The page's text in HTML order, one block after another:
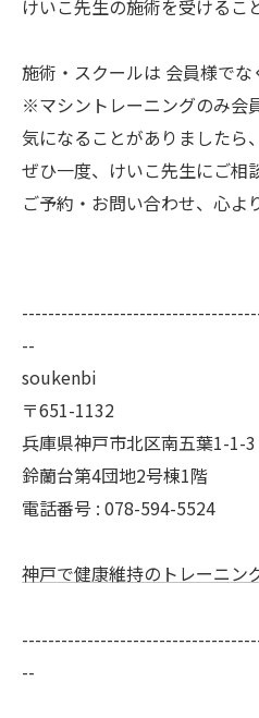
けいこ先生の施術を受けるこ
施術・スクールは 会員様でな
※マシントレーニングのみ会
気になることがありましたら、
ぜひ一度、けいこ先生にご相
ご予約・お問い合わせ、心よ
--
soukenbi
〒651-1132
兵庫県神戸市北区南五葉1-1-3
鈴蘭台第4団地2号棟1階
電話番号 : 078-594-5524
神戸で健康維持のトレーニン
--